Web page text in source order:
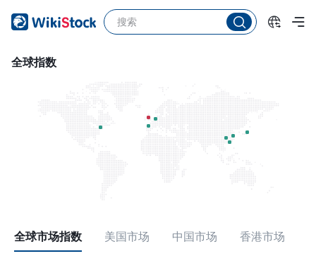
全球指数
全球市场指数 美国市场 中国市场 香港市场